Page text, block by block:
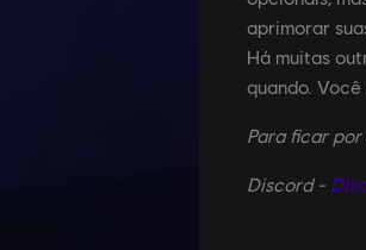
aprimorar
Há muitas
quando.
Para ficar
Discord -